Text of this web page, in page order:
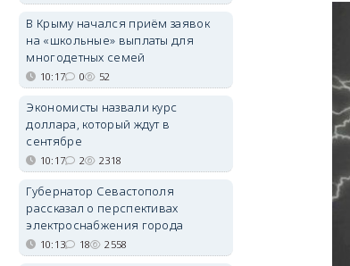
В Крыму начался приём заявок
на «школьные» выплаты для
многодетных семей
10:17 0 52
Экономисты назвали курс
доллара, который ждут в
сентябре
10:17 2 2318
Губернатор Севастополя
рассказал о перспективах
электроснабжения города
10:13 18 2558